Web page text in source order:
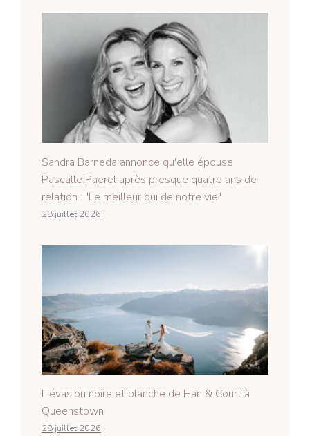
Sandra Barneda annonce qu'elle épouse
Pascalle Paerel après presque quatre ans de
relation : "Le meilleur oui de notre vie"
28 juillet 2026
L'évasion noire et blanche de Han & Court à
Queenstown
28 juillet 2026